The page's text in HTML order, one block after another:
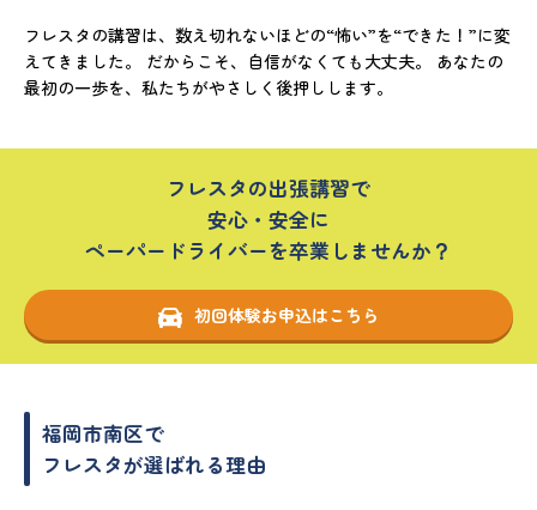
フレスタの講習は、数え切れないほどの“怖い”を“できた！”に変
えてきました。 だからこそ、自信がなくても大丈夫。 あなたの
最初の一歩を、私たちがやさしく後押しします。
フレスタの出張講習で
安心・安全に
ペーパードライバーを卒業しませんか？
初回体験お申込はこちら
福岡市南区で
フレスタが選ばれる理由